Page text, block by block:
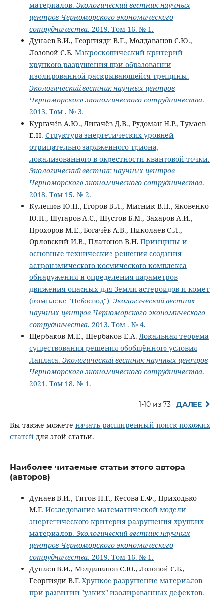
материалов. Экологический вестник научных
центров Черноморского экономического
сотрудничества. 2019. Том 16. № 1.
Дунаев В.И., Георгияди В.Г., Молдаванов С.Ю.,
Лозовой С.Б. Макроскопический критерий
хрупкого разрушения при образовании
изолированной раскрывающейся трещины.
Экологический вестник научных центров
Черноморского экономического сотрудничества.
2013. Том . № 3.
Кургачёв А.Ю., Лигачёв Д.В., Рудоман Н.Р., Тумаев
Е.Н. Структура энергетических уровней
отрицательно заряженного триона,
локализованного в окрестности квантовой точки.
Экологический вестник научных центров
Черноморского экономического сотрудничества.
2018. Том 15. № 2.
Кулешов Ю.П., Егоров В.Л., Мисник В.П., Яковенко
Ю.П., Шугаров А.С., Шустов Б.М., Захаров А.И.,
Прохоров М.Е., Богачёв А.В., Николаев С.Л.,
Орловский И.В., Платонов В.Н. Принципы и
основные технические решения создания
астрономического космического комплекса
обнаружения и определения параметров
движения опасных для Земли астероидов и комет
(комплекс "Небосвод"). Экологический вестник
научных центров Черноморского экономического
сотрудничества. 2013. Том . № 4.
Щербаков М.Е., Щербаков Е.А. Локальная теорема
существования решения обобщённого условия
Лапласа. Экологический вестник научных центров
Черноморского экономического сотрудничества.
2021. Том 18. № 1.
1-10 из 73 ДАЛЕЕ
Вы также можете начать расширенный поиск похожих
статейдля этой статьи.
Наиболее читаемые статьи этого автора
(авторов)
Дунаев В.И., Титов Н.Г., Кесова Е.Ф., Приходько
М.Г. Исследование математической модели
энергетического критерия разрушения хрупких
материалов. Экологический вестник научных
центров Черноморского экономического
сотрудничества. 2019. Том 16. № 1.
Дунаев В.И., Молдаванов С.Ю., Лозовой С.Б.,
Георгияди В.Г. Хрупкое разрушение материалов
при развитии "узких" изолированных дефектов.